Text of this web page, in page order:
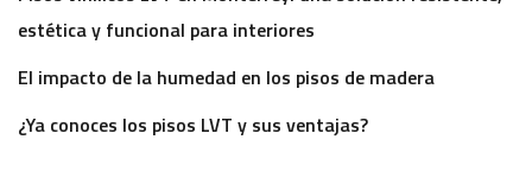
estética y funcional para interiores
El impacto de la humedad en los pisos de madera
¿Ya conoces los pisos LVT y sus ventajas?